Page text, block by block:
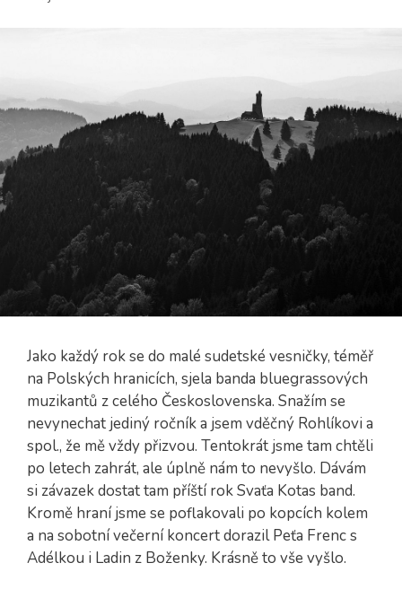
Jako každý rok se do malé sudetské vesničky, téměř
na Polských hranicích, sjela banda bluegrassových
muzikantů z celého Československa. Snažím se
nevynechat jediný ročník a jsem vděčný Rohlíkovi a
spol., že mě vždy přizvou. Tentokrát jsme tam chtěli
po letech zahrát, ale úplně nám to nevyšlo. Dávám
si závazek dostat tam příští rok Svaťa Kotas band.
Kromě hraní jsme se poflakovali po kopcích kolem
a na sobotní večerní koncert dorazil Peťa Frenc s
Adélkou i Ladin z Boženky. Krásně to vše vyšlo.